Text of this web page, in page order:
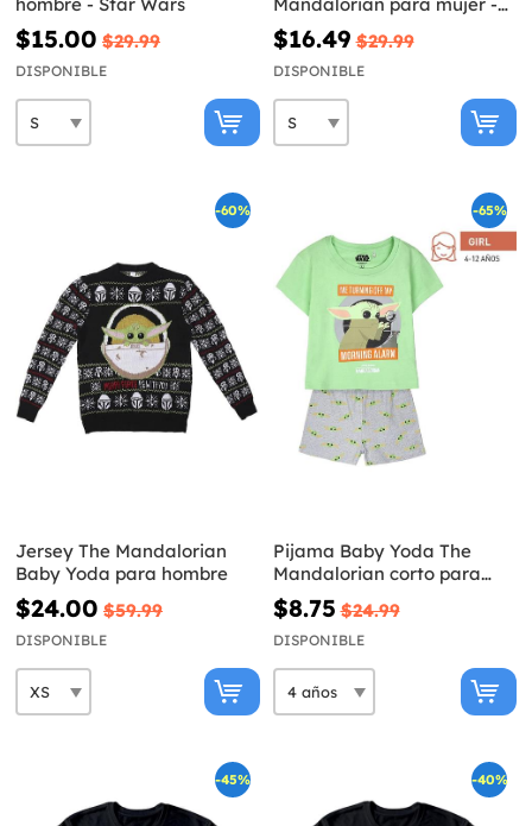
hombre - Star Wars
$15.00 $29.99
DISPONIBLE
Mandalorian para mujer -
Star Wars
$16.49 $29.99
DISPONIBLE
-60%
Jersey The Mandalorian
Baby Yoda para hombre
$24.00 $59.99
DISPONIBLE
-65%
Pijama Baby Yoda The
Mandalorian corto para
niña - Star Wars
$8.75 $24.99
DISPONIBLE
-45% -40%